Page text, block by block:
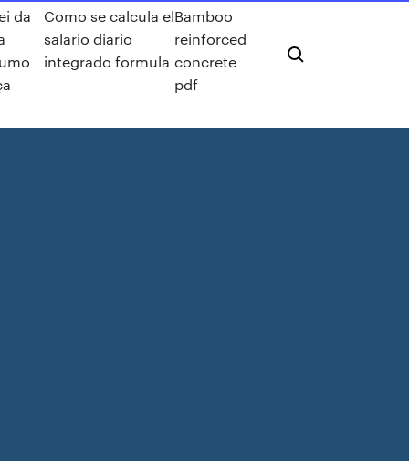
da
Como se calcula el
salario diario
integrado formula
Bamboo
reinforced
concrete
pdf